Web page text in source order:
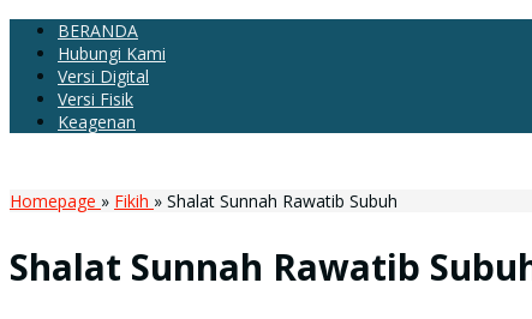
BERANDA
Hubungi Kami
Versi Digital
Versi Fisik
Keagenan
Homepage » Fikih » Shalat Sunnah Rawatib Subuh
Shalat Sunnah Rawatib